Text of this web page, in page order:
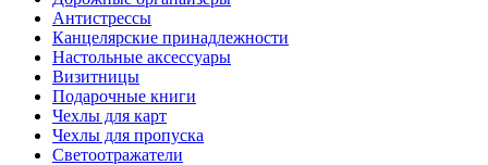
Антистрессы
Канцелярские принадлежности
Настольные аксессуары
Визитницы
Подарочные книги
Чехлы для карт
Чехлы для пропуска
Светоотражатели